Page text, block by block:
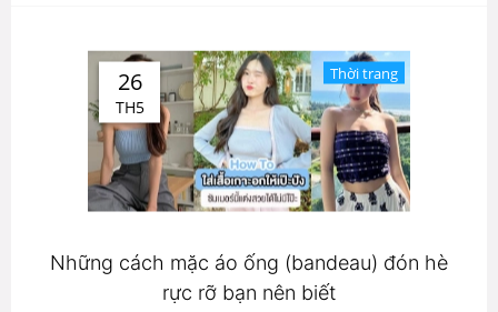
26
TH5
Thời trang
Những cách mặc áo ống (bandeau) đón hè
rực rỡ bạn nên biết